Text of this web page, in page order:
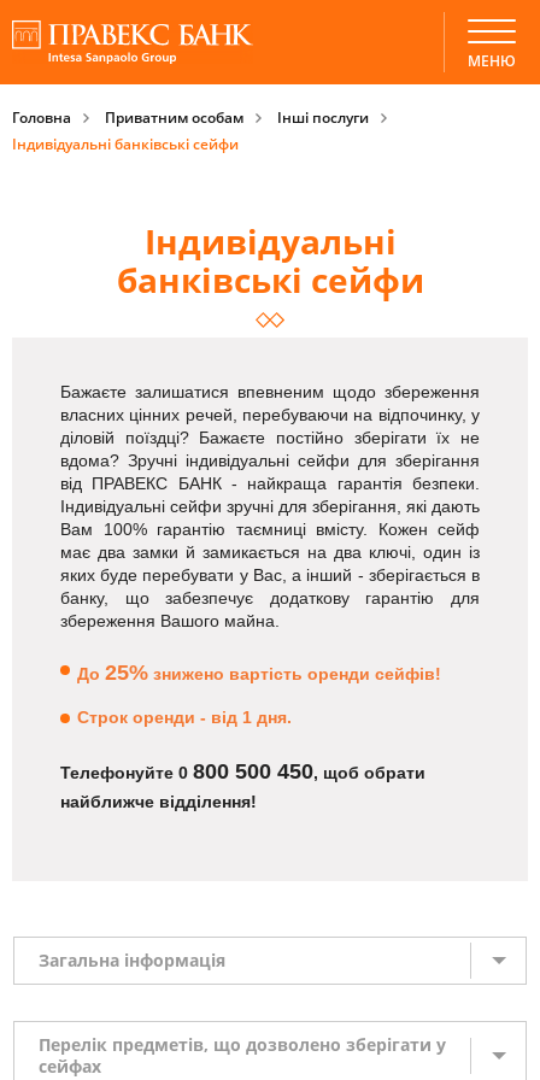
МЕНЮ
Головна Приватним особам
Інші послуги
Індивідуальні банківські сейфи
Індивідуальні
банківські сейфи
Бажаєте залишатися впевненим щодо збереження
власних цінних речей, перебуваючи на відпочинку, у
діловій поїздці? Бажаєте постійно зберігати їх не
вдома? Зручні індивідуальні сейфи для зберігання
від ПРАВЕКС БАНК - найкраща гарантія безпеки.
Індивідуальні сейфи зручні для зберігання, які дають
Вам 100% гарантію таємниці вмісту. Кожен сейф
має два замки й замикається на два ключі, один із
яких буде перебувати у Вас, а інший - зберігається в
банку, що забезпечує додаткову гарантію для
збереження Вашого майна.
До 25% знижено вартість оренди сейфів!
Строк оренди - від 1 дня.
Телефонуйте 0 800 500 450, щоб обрати
найближче відділення!
Загальна інформація
цінних речей, перебуваючи на відпочинку, у діловій поїздці?
Бажаєте постійно зберігати їх не вдома? Зручні індивідуальні
сейфи для зберігання від ПРАВЕКС БАНК - найкраща гарантія
Перелік предметів, що дозволено зберігати у
сейфах